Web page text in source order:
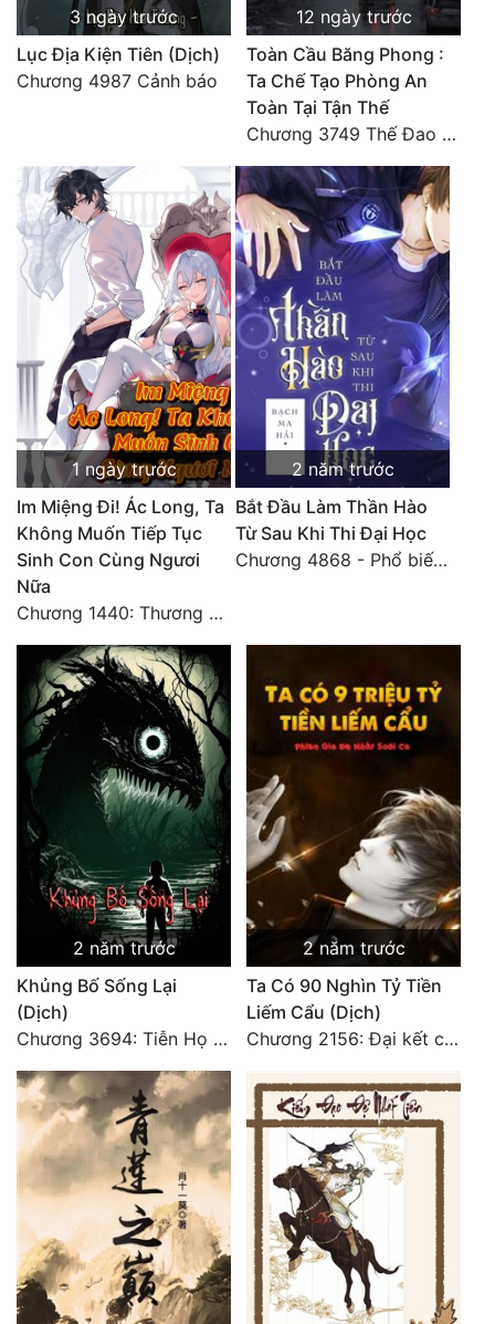
Đẹp Hiệp
Tính Cách Nhân Vật :
Sát Phạt Quyết Đoán
Vô Sỉ
Điềm Đạm
3 ngày trước
Lục Địa Kiện Tiên (Dịch)
Chương 4987 Cảnh báo
12 ngày trước
Toàn Cầu Băng Phong :
Ta Chế Tạo Phòng An
Toàn Tại Tận Thế
Chương 3749 Thế Đao xuất kích
1 ngày trước
Im Miệng Đi! Ác Long, Ta
Không Muốn Tiếp Tục
Sinh Con Cùng Ngươi
Nữa
Chương 1440: Thương Hoành Vạn Vật (7)
2 năm trước
Bắt Đầu Làm Thần Hào
Từ Sau Khi Thi Đại Học
Chương 4868 - Phổ biến Hạ Quốc tệ!
2 năm trước
Khủng Bố Sống Lại
(Dịch)
Chương 3694: Tiễn Họ Đoạn Đường Cuối - Hoàn
2 năm trước
Ta Có 90 Nghìn Tỷ Tiền
Liếm Cẩu (Dịch)
Chương 2156: Đại kết cục!!!